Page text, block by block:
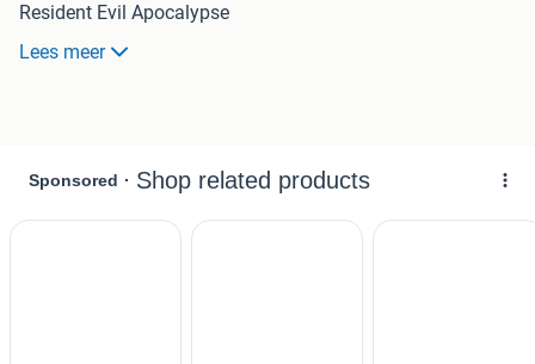
Resident Evil Apocalypse
Resident Evil Extinction
DVD's zijn in prima staat
Nederlands ondertiteld
Lees meer